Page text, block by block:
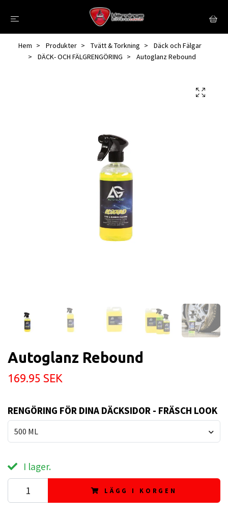
Hem Produkter Tvätt & Torkning
Däck och Fälgar
DÄCK- OCH FÄLGRENGÖRING
Autoglanz Rebound
Autoglanz Rebound
169.95 SEK
RENGÖRING FÖR DINA DÄCKSIDOR - FRÄSCH LOOK
500 ML
I lager.
LÄGG I KORGEN